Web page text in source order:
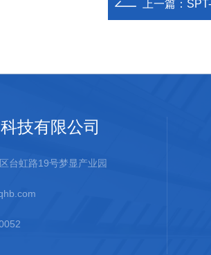
上一篇：
技有限公司
台虹路19号梦显产业园